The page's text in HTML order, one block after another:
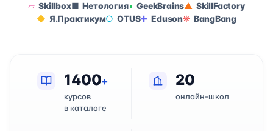
Skillbox Нетология GeekBrains
SkillFactory
Я.Практикум
OTUS Eduson BangBang
1400+
курсов
в каталоге
20
онлайн-школ